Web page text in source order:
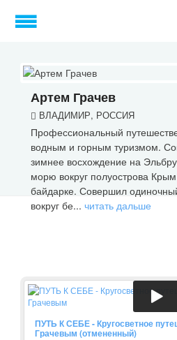
Артем Грачев
ВЛАДИМИР, РОССИЯ
Профессиональный
водным и горным туризмом.
зимнее восхождение на
морю вокруг полуострова
байдарке. Совершил
вокруг бе... читать дальше
ПУТЬ К СЕБЕ - Кругосветное
Грачевым (отмененный)